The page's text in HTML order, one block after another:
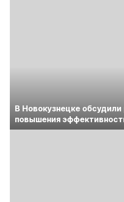
В Новокузнецке
повышения
предприятий